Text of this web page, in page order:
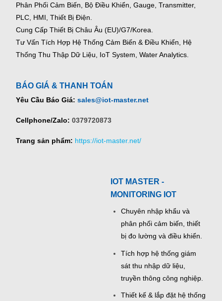
Phân Phối Cảm Biến, Bộ Điều Khiển, Gauge, Transmitter,
PLC, HMI, Thiết Bị Điện.
Cung Cấp Thiết Bị Châu Âu (EU)/G7/Korea.
Tư Vấn Tích Hợp Hệ Thống Cảm Biến & Điều Khiển, Hệ
Thống Thu Thập Dữ Liệu, IoT System, Water Analytics.
BÁO GIÁ & THANH TOÁN
Yêu Cầu Báo Giá: sales@iot-master.net
Cellphone/Zalo: 0379720873
Trang sản phẩm: https://iot-master.net/
IOT MASTER -
MONITORING IOT
Chuyên nhập khẩu và
phân phối cảm biến, thiết
bị đo lường và điều khiển.
Tích hợp hệ thống giám
sát thu nhập dữ liệu,
truyền thông công nghiệp.
Thiết kế & lắp đặt hệ thống